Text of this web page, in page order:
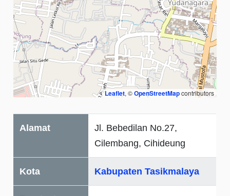
Leaflet, ©OpenStreetMapcontributors
Alamat
Jl. Bebedilan No.27,
Cilembang, Cihideung
Kota Kabupaten Tasikmalaya